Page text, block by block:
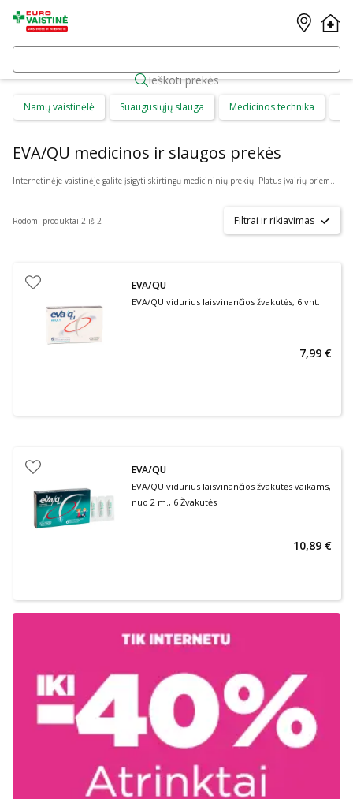
Ieškoti prekės
Namų vaistinėlė Suaugusiųjų slauga Medicinos technika
EVA/QU medicinos ir slaugos prekės
Internetinėje vaistinėje galite įsigyti skirtingų medicininių prekių. Platus įvairių priemonių ir technikos pasirinkimas leis visiems pirkėjams lengviau rasti tai, ko jie ieško. Šioje prekių kategorijoje yra daugybė skirtingų medicinos priemonių ir priedų, pradedant specialiais kremais ir pleistrais, baigiant kapsulėmis ar drėkinančiais akių lašais. Jeigu jums sunku apsispręsti, kurie produktai būtų geriausias ar tinkamiausias pasirinkimas, mūsų konsultantai gali jums patarti nuotoliniu būdu: internetu aktyviame pokalbio lange, el. paštu ar telefonu.
Rodomi produktai 2 iš 2 Filtrai ir rikiavimas
EVA/QU
EVA/QU vidurius laisvinančios žvakutės, 6 vnt.
7,99 €
EVA/QU
EVA/QU vidurius laisvinančios žvakutės vaikams,
nuo 2 m., 6 Žvakutės
10,89 €